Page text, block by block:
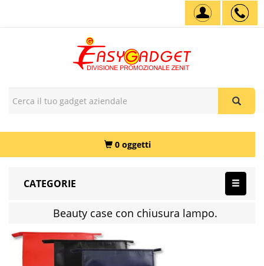
0 oggetti
CATEGORIE
Beauty case con chiusura lampo.